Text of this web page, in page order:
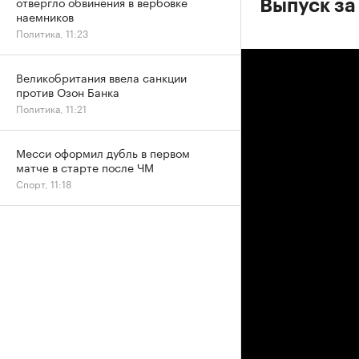
Выпуск
наемников
Политика, 11:23
Великобритания ввела санкции
против Озон Банка
Политика, 11:21
Месси оформил дубль в первом
матче в старте после ЧМ
Спорт, 11:18